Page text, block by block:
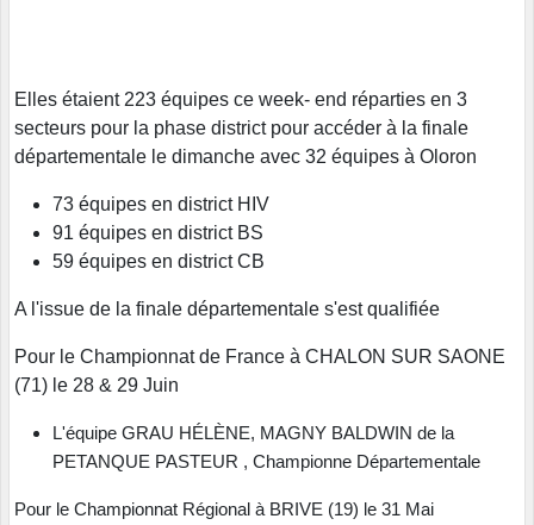
Elles étaient 223 équipes ce week- end réparties en 3
secteurs pour la phase district pour accéder à la finale
départementale le dimanche avec 32 équipes à Oloron
73 équipes en district HIV
91 équipes en district BS
59 équipes en district CB
A l'issue de la finale départementale s'est qualifiée
Pour le Championnat de France à CHALON SUR SAONE
(71) le 28 & 29 Juin
L'équipe GRAU HÉLÈNE, MAGNY BALDWIN de la
PETANQUE PASTEUR , Championne Départementale
Pour le Championnat Régional à BRIVE (19) le 31 Mai